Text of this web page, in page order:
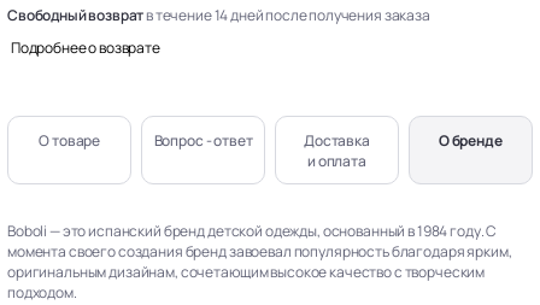
Свободный возвратв течение 14 дней после получения заказа
Подробнее о возврате
О товаре Вопрос - ответ
Доставка
и оплата
О бренде
Boboli — это испанский бренд детской одежды, основанный в 1984 году. С
момента своего создания бренд завоевал популярность благодаря ярким,
оригинальным дизайнам, сочетающим высокое качество с творческим
подходом.